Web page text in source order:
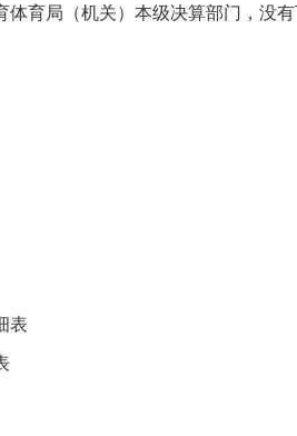
育局（机关）本级决算部门，没有
表